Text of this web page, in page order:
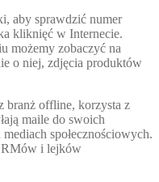
aby sprawdzić numer
kliknięć w Internecie.
możemy zobaczyć na
o niej, zdjęcia produktów
branż offline, korzysta z
maile do swoich
społecznościowych.
i lejków